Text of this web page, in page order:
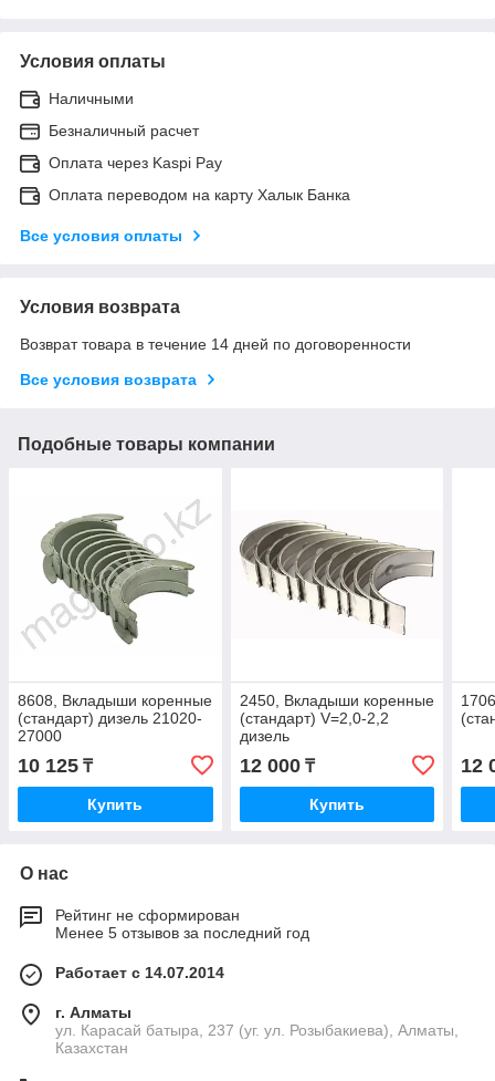
Условия оплаты
Наличными
Безналичный расчет
Оплата через Kaspi Pay
Оплата переводом на карту Халык Банка
Все условия оплаты
Условия возврата
Возврат товара в течение 14 дней по договоренности
Все условия возврата
Подобные товары компании
8608, Вкладыши коренные
(стандарт) дизель 21020-
27000
10 125 ₸
Купить
2450, Вкладыши коренные
(стандарт) V=2,0-2,2
дизель
12 000₸
Купить
12
О нас
Рейтинг не сформирован
Менее 5 отзывов за последний год
Работает с 14.07.2014
г. Алматы
ул. Карасай батыра, 237 (уг. ул. Розыбакиева), Алматы,
Казахстан